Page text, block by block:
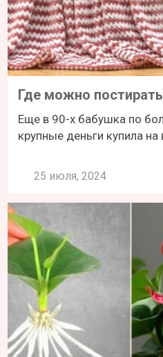
Где можно
Еще в 90-х бабушка по
крупные деньги купила
25 июля, 2024